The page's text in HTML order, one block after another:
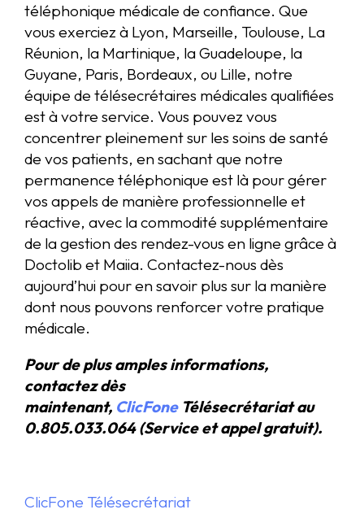
téléphonique médicale de confiance. Que
vous exerciez à Lyon, Marseille, Toulouse, La
Réunion, la Martinique, la Guadeloupe, la
Guyane, Paris, Bordeaux, ou Lille, notre
équipe de télésecrétaires médicales qualifiées
est à votre service. Vous pouvez vous
concentrer pleinement sur les soins de santé
de vos patients, en sachant que notre
permanence téléphonique est là pour gérer
vos appels de manière professionnelle et
réactive, avec la commodité supplémentaire
de la gestion des rendez-vous en ligne grâce à
Doctolib et Maiia. Contactez-nous dès
aujourd’hui pour en savoir plus sur la manière
dont nous pouvons renforcer votre pratique
médicale.
Pour de plus amples informations,
contactez dès
maintenant, ClicFoneTélésecrétariat au
0.805.033.064 (Service et appel gratuit).
ClicFone Télésecrétariat